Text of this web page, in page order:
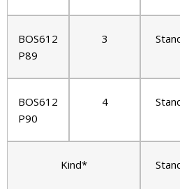
BOS612
P89
3
BOS612
P90
4
Kind*